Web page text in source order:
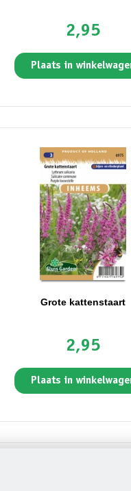
2,95
Plaats in
Grote kattenstaart
2,95
Plaats in